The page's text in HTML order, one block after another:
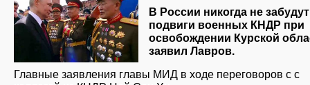
В России никогда не забудут
подвиги военных КНДР при
освобождении Курской
заявил Лавров.
Главные заявления главы МИД в ходе переговоров с с